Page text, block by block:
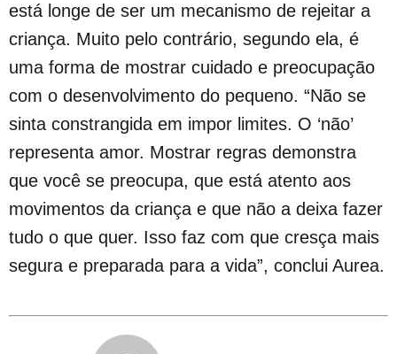
está longe de ser um mecanismo de rejeitar a
criança. Muito pelo contrário, segundo ela, é
uma forma de mostrar cuidado e preocupação
com o desenvolvimento do pequeno. “Não se
sinta constrangida em impor limites. O ‘não’
representa amor. Mostrar regras demonstra
que você se preocupa, que está atento aos
movimentos da criança e que não a deixa fazer
tudo o que quer. Isso faz com que cresça mais
segura e preparada para a vida”, conclui Aurea.